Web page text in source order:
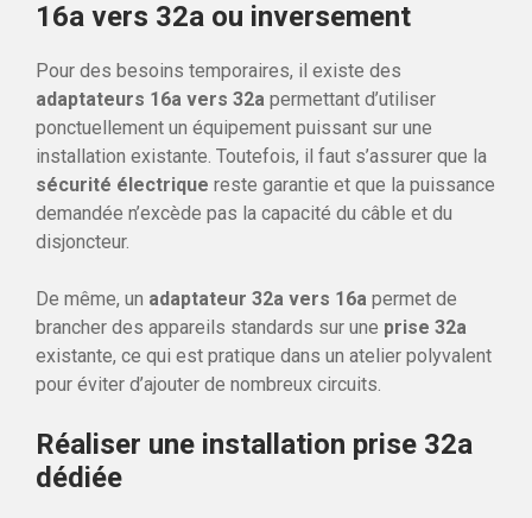
16a vers 32a ou inversement
Pour des besoins temporaires, il existe des
adaptateurs 16a vers 32a permettant d’utiliser
ponctuellement un équipement puissant sur une
installation existante. Toutefois, il faut s’assurer que la
sécurité électrique reste garantie et que la puissance
demandée n’excède pas la capacité du câble et du
disjoncteur.
De même, un adaptateur 32a vers 16a permet de
brancher des appareils standards sur une prise 32a
existante, ce qui est pratique dans un atelier polyvalent
pour éviter d’ajouter de nombreux circuits.
Réaliser une installation prise 32a
dédiée